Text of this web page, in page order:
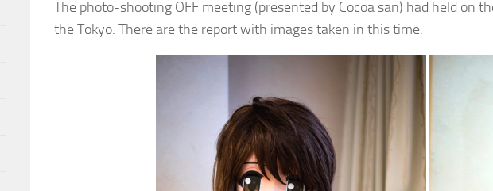
The photo-shooting OFF meeting (presented by Cocoa san) had held on
the Tokyo. There are the report with images taken in this time.